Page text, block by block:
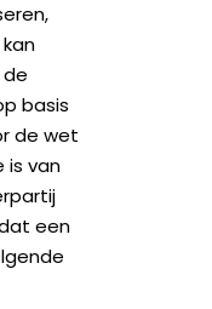
basis
de wet
is van
een